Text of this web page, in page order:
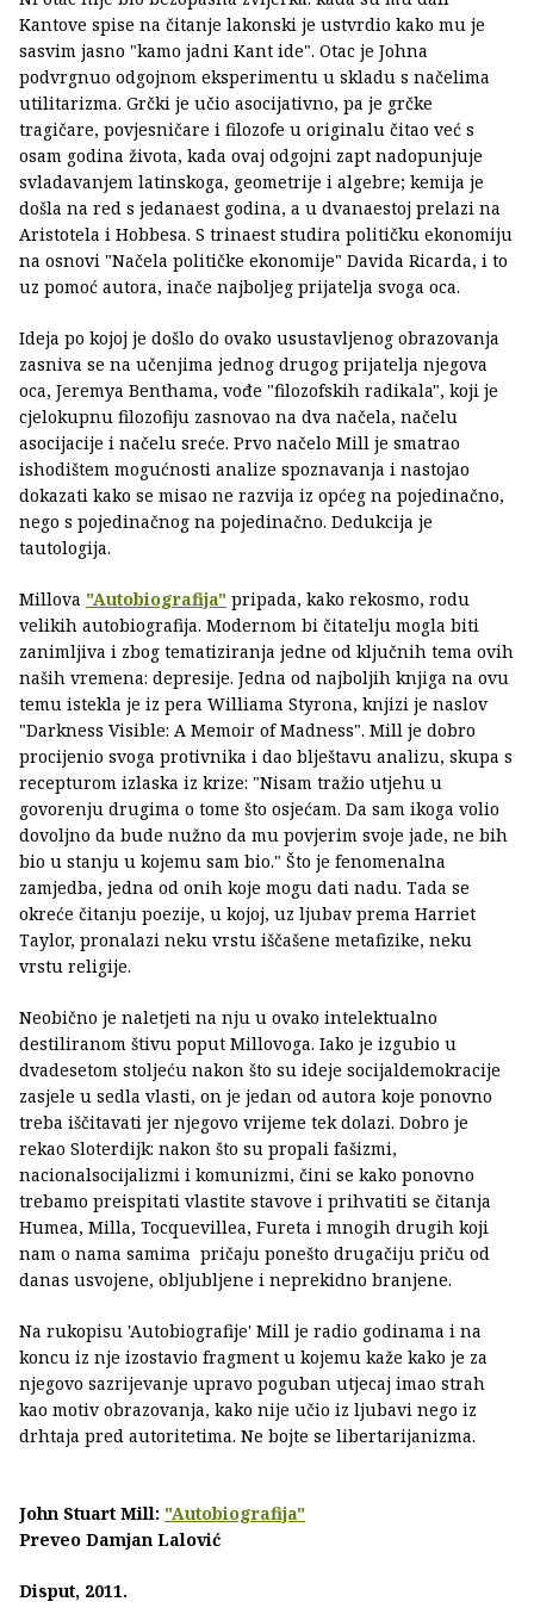
Kantove spise na čitanje lakonski je ustvrdio kako mu je
sasvim jasno "kamo jadni Kant ide". Otac je Johna
podvrgnuo odgojnom eksperimentu u skladu s načelima
utilitarizma. Grčki je učio asocijativno, pa je grčke
tragičare, povjesničare i filozofe u originalu čitao već s
osam godina života, kada ovaj odgojni zapt nadopunjuje
svladavanjem latinskoga, geometrije i algebre; kemija je
došla na red s jedanaest godina, a u dvanaestoj prelazi na
Aristotela i Hobbesa. S trinaest studira političku ekonomiju
na osnovi "Načela političke ekonomije" Davida Ricarda, i to
uz pomoć autora, inače najboljeg prijatelja svoga oca.
Ideja po kojoj je došlo do ovako usustavljenog obrazovanja
zasniva se na učenjima jednog drugog prijatelja njegova
oca, Jeremya Benthama, vođe "filozofskih radikala", koji je
cjelokupnu filozofiju zasnovao na dva načela, načelu
asocijacije i načelu sreće. Prvo načelo Mill je smatrao
ishodištem mogućnosti analize spoznavanja i nastojao
dokazati kako se misao ne razvija iz općeg na pojedinačno,
nego s pojedinačnog na pojedinačno. Dedukcija je
tautologija.
Millova "Autobiografija" pripada, kako rekosmo, rodu
velikih autobiografija. Modernom bi čitatelju mogla biti
zanimljiva i zbog tematiziranja jedne od ključnih tema ovih
naših vremena: depresije. Jedna od najboljih knjiga na ovu
temu istekla je iz pera Williama Styrona, knjizi je naslov
"Darkness Visible: A Memoir of Madness". Mill je dobro
procijenio svoga protivnika i dao blještavu analizu, skupa s
recepturom izlaska iz krize: "Nisam tražio utjehu u
govorenju drugima o tome što osjećam. Da sam ikoga volio
dovoljno da bude nužno da mu povjerim svoje jade, ne bih
bio u stanju u kojemu sam bio." Što je fenomenalna
zamjedba, jedna od onih koje mogu dati nadu. Tada se
okreće čitanju poezije, u kojoj, uz ljubav prema Harriet
Taylor, pronalazi neku vrstu iščašene metafizike, neku
vrstu religije.
Neobično je naletjeti na nju u ovako intelektualno
destiliranom štivu poput Millovoga. Iako je izgubio u
dvadesetom stoljeću nakon što su ideje socijaldemokracije
zasjele u sedla vlasti, on je jedan od autora koje ponovno
treba iščitavati jer njegovo vrijeme tek dolazi. Dobro je
rekao Sloterdijk: nakon što su propali fašizmi,
nacionalsocijalizmi i komunizmi, čini se kako ponovno
trebamo preispitati vlastite stavove i prihvatiti se čitanja
Humea, Milla, Tocquevillea, Fureta i mnogih drugih koji
nam o nama samima pričaju ponešto drugačiju priču od
danas usvojene, obljubljene i neprekidno branjene.
Na rukopisu 'Autobiografije' Mill je radio godinama i na
koncu iz nje izostavio fragment u kojemu kaže kako je za
njegovo sazrijevanje upravo poguban utjecaj imao strah
kao motiv obrazovanja, kako nije učio iz ljubavi nego iz
drhtaja pred autoritetima. Ne bojte se libertarijanizma.
John Stuart Mill: "Autobiografija"
Preveo Damjan Lalović
Disput, 2011.